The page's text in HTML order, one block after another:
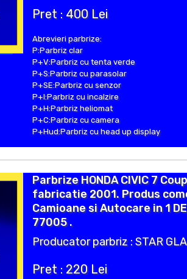
Pret : 400 Lei
Abrevieri parbrize:
P:Parbriz clar
P+V:Parbriz cu tenta verde
P+S:Parbriz cu parasolar
P+SE:Parbriz cu senzor
P+I:Parbriz cu incalzire
P+H:Parbriz heliomat
P+C:Parbriz cu camera
P+Hud:Parbriz cu head up display
Parbrize HONDA CIVIC 7
fabricatie 2001. Produs
Camioane si Autocare in 1
77005 .
Producator parbriz : STAR
Pret : 220 Lei